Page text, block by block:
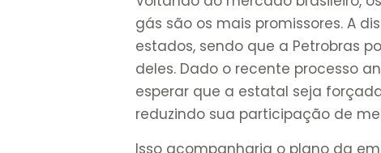
gás são os mais promissores. A
estados, sendo que a Petrobras
deles. Dado o recente processo
esperar que a estatal seja
reduzindo sua participação de
Isso acompanharia o plano da